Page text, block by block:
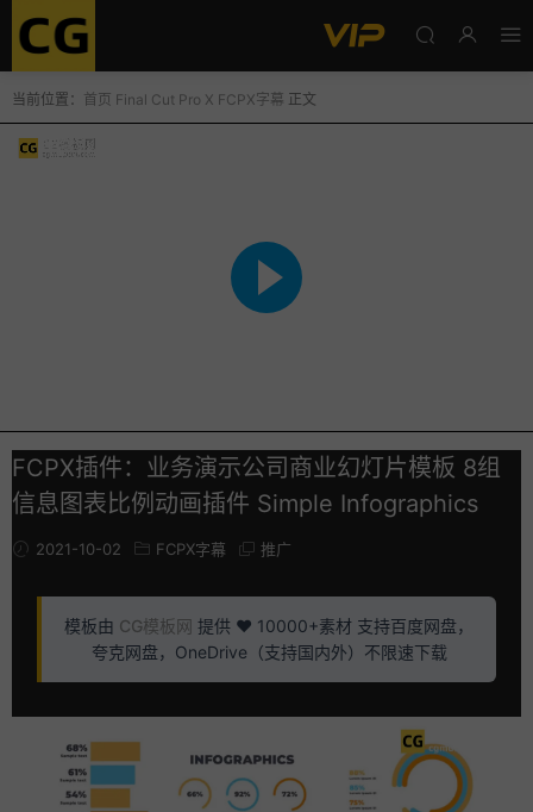
当前位置： 首页 Final Cut Pro X FCPX字幕 正文
FCPX插件：业务演示公司商业幻灯片模板 8组
信息图表比例动画插件 Simple Infographics
2021-10-02 FCPX字幕 推广
模板由 CG模板网 提供 ❤️ 10000+素材 支持百度网盘，
夸克网盘，OneDrive（支持国内外）不限速下载